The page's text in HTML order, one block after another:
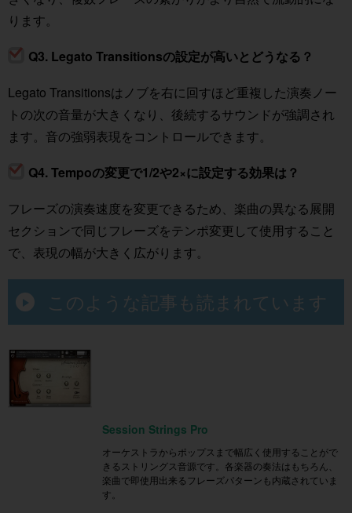
ります。
Q3. Legato Transitionsの設定が高いとどうなる？
Legato Transitionsはノブを右に回すほど重複した演奏ノー
トの次の音量が大きくなり、後続するサウンドが強調され
ます。音の強弱表現をコントロールできます。
Q4. Tempoの変更で1/2や2×に設定する効果は？
フレーズの演奏速度を変更できるため、楽曲の異なる展開
セクションで同じフレーズをテンポ変更して使用すること
で、表現の幅が大きく広がります。
このような記事も読まれています
Session Strings Pro
オーケストラからポップスまで幅広く使用することがで
きるストリングス音源です。各楽器の奏法はもちろん、
楽曲で即使用出来るフレーズパターンも内蔵されていま
す。